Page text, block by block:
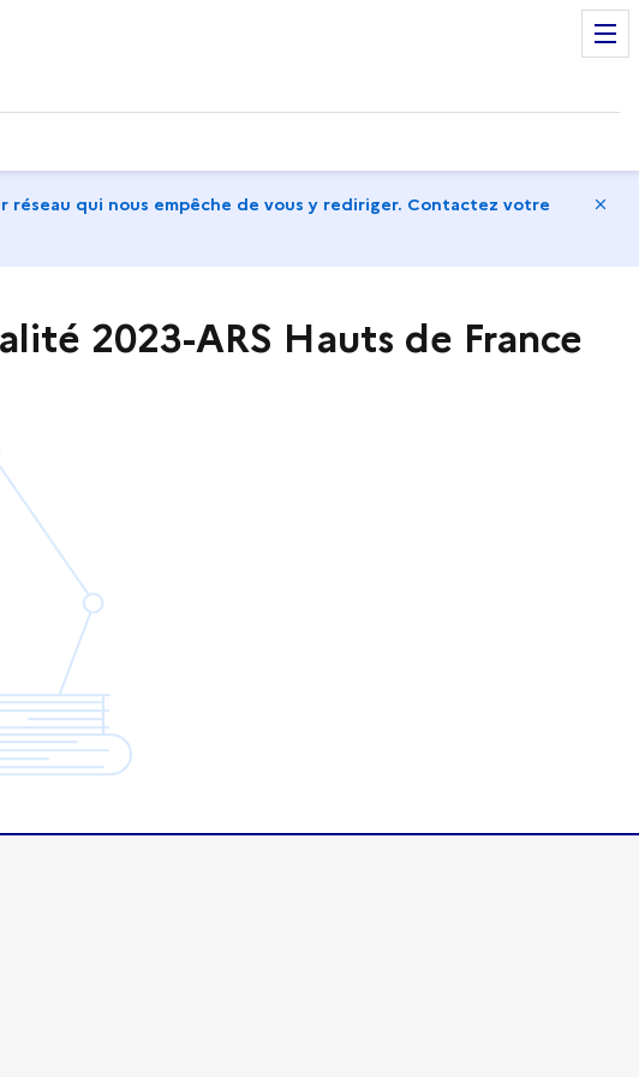
réseau qui nous empêche de vous y rediriger. Contactez votre
2023-ARS Hauts de France